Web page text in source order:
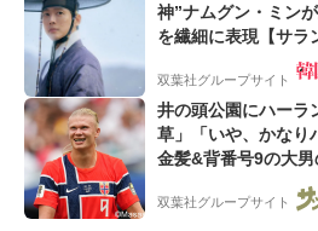
神”ナムグン・ミン
を繊細に表現【サラ
双葉社グループサイト
井の頭公園にハーラ
草」「いや、かなり
金髪&背番号9の大
ー”映像が話題!「元
双葉社グループサイト